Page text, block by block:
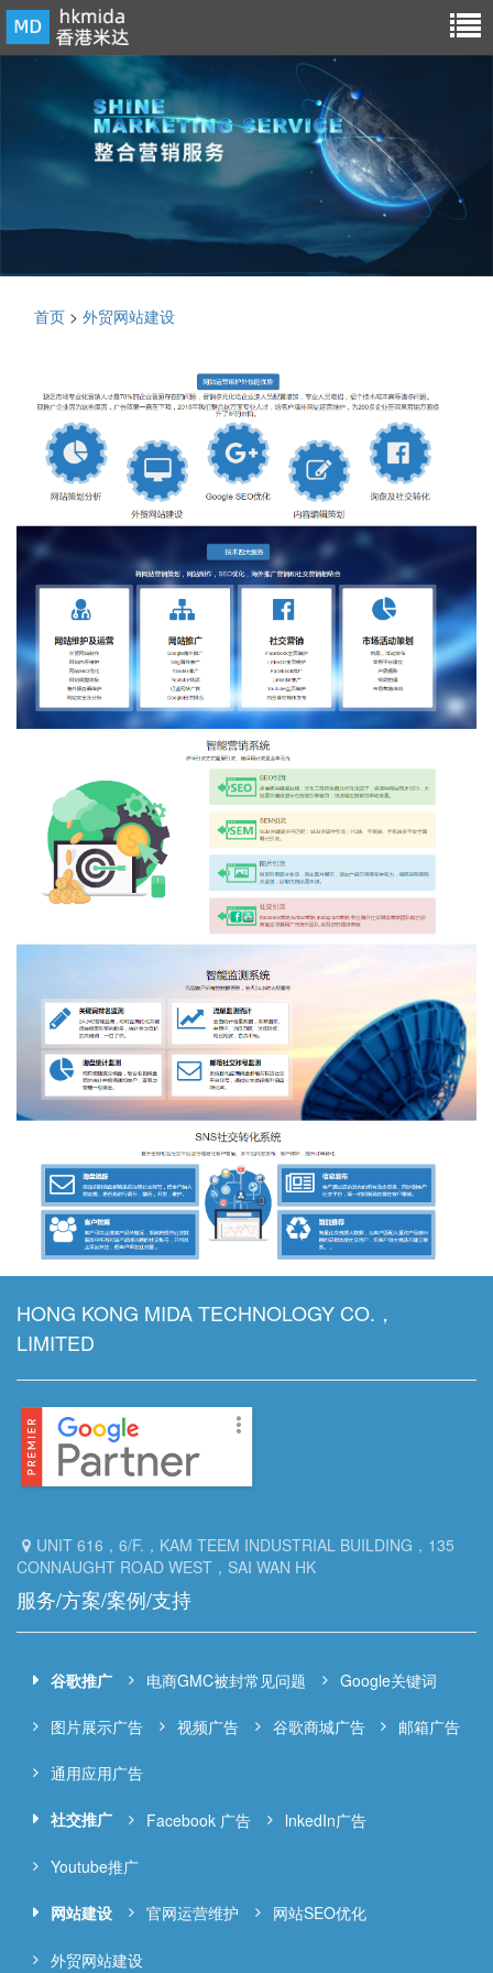
首页 > 外贸网站建设
HONG KONG MIDA TECHNOLOGY CO.，
LIMITED
UNIT 616，6/F.，KAM TEEM INDUSTRIAL BUILDING，135
CONNAUGHT ROAD WEST，SAI WAN HK
服务/方案/案例/支持
谷歌推广 电商GMC被封常见问题 Google关键词
图片展示广告 视频广告 谷歌商城广告 邮箱广告
通用应用广告
社交推广 Facebook 广告 lnkedIn广告
Youtube推广
网站建设 官网运营维护 网站SEO优化
外贸网站建设